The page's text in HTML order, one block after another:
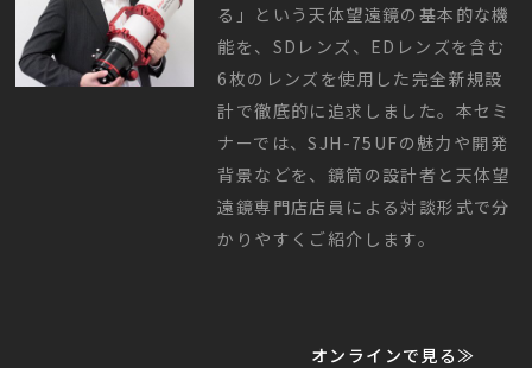
る」という天体望遠鏡の基本的な機
能を、SDレンズ、EDレンズを含む
6枚のレンズを使用した完全新規設
計で徹底的に追求しました。本セミ
ナーでは、SJH-75UFの魅力や開発
背景などを、鏡筒の設計者と天体望
遠鏡専門店店員による対談形式で分
かりやすくご紹介します。
オンラインで見る≫